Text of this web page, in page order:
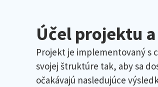
Účel projektu
Projekt je implementovaný s
svojej štruktúre tak, aby sa
očakávajú nasledujúce